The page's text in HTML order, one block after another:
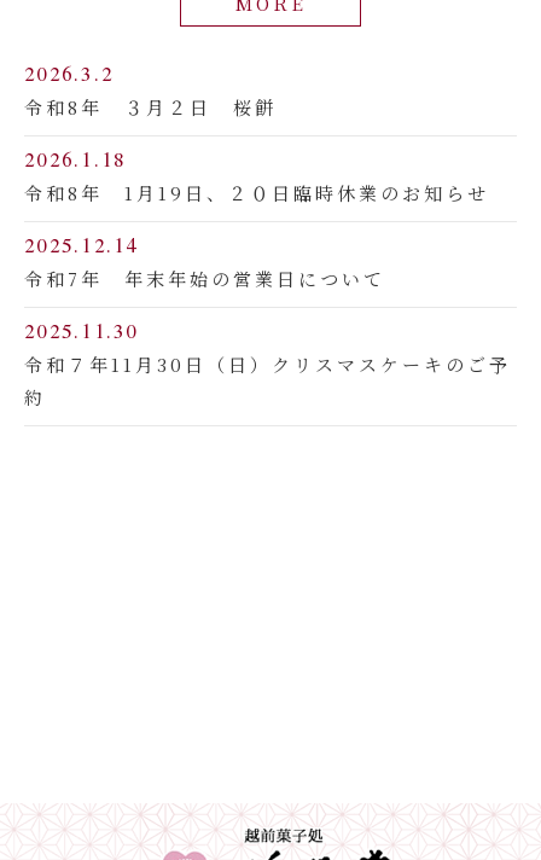
2026.3.2
令和8年 ３月２日 桜餅
2026.1.18
令和8年 1月19日、２０日臨時休業のお知らせ
2025.12.14
令和7年 年末年始の営業日について
2025.11.30
令和７年11月30日（日）クリスマスケーキのご予
約